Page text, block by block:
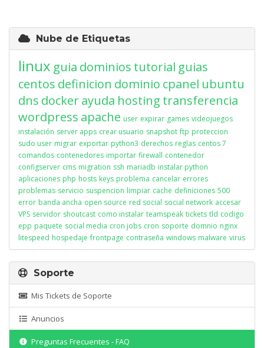
Nube de Etiquetas
linux guia dominios tutorial guias
centos definicion dominio cpanel ubuntu
dns dockerayuda hosting transferencia
wordpress apache user expirar games videojuegos
instalación server apps crear usuario snapshot ftp proteccion
sudo user migrar exportar python3 derechos reglas centos 7
comandos contenedores importar firewall contenedor
configserver cms migration ssh mariadb instalar python
aplicaciones php hosts keys problema cancelar errores
problemas servicio suspencion limpiar cache definiciones 500
error banda ancha open source red social social network accesar
VPS servidor shoutcast como instalar teamspeak tickets tld codigo
epp paquete social media cron jobs cron soporte domnio nginx
litespeed hospedaje frontpage contraseña windows malware virus
Soporte
Mis Tickets de Soporte
Anuncios
Preguntas Frecuentes - FAQ